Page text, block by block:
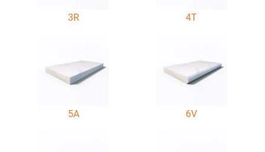
3R 4T
5A 6V